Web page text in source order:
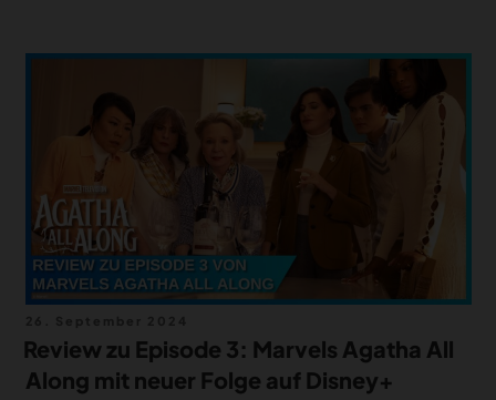
am
Review zu Episode 3: Marvels Agatha All
Along mit neuer Folge auf Disney+